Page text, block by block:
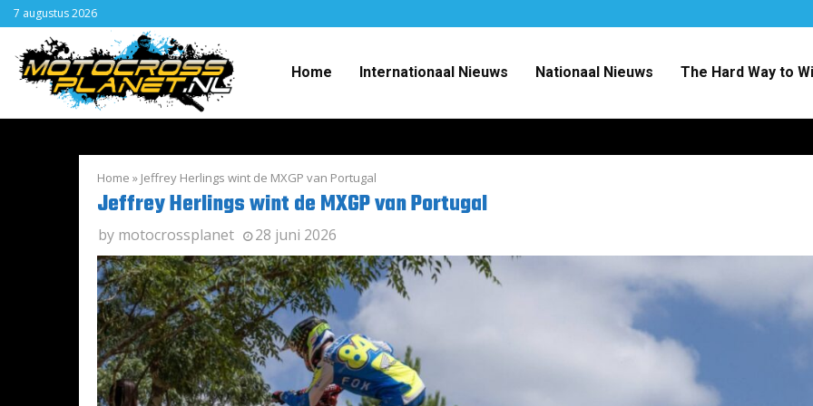
7 augustus 2026
Home Internationaal Nieuws Nationaal Nieuws The Hard Way to
Home » Jeffrey Herlings wint de MXGP van Portugal
Jeffrey Herlings wint de MXGP van Portugal
by motocrossplanet 28 juni 2026